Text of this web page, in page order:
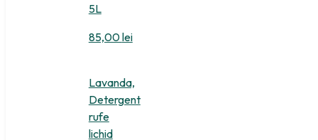
5L
85,00lei
Lavanda,
Detergent
rufe
lichid